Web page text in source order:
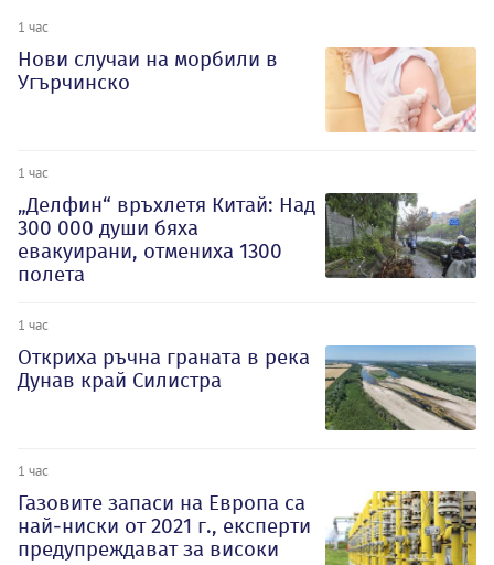
1 час
Нови случаи на морбили в
Угърчинско
1 час
„Делфин“ връхлетя Китай: Над
300 000 души бяха
евакуирани, отмениха 1300
полета
1 час
Откриха ръчна граната в река
Дунав край Силистра
1 час
Газовите запаси на Европа са
най-ниски от 2021 г., експерти
предупреждават за високи